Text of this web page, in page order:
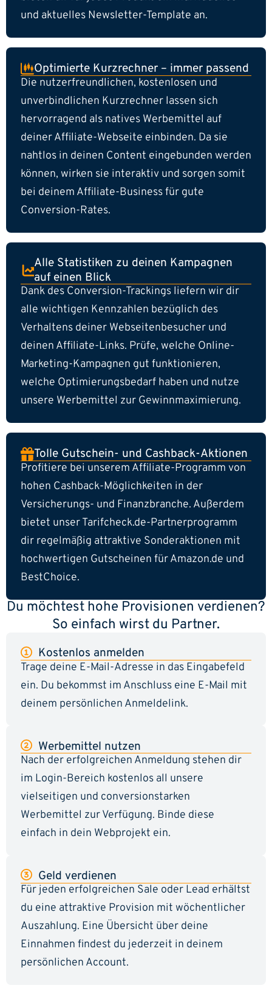
und aktuelles Newsletter-Template an.
Optimierte Kurzrechner – immer passend
Die nutzerfreundlichen, kostenlosen und
unverbindlichen Kurzrechner lassen sich
hervorragend als natives Werbemittel auf
deiner Affiliate-Webseite einbinden. Da sie
nahtlos in deinen Content eingebunden werden
können, wirken sie interaktiv und sorgen somit
bei deinem Affiliate-Business für gute
Conversion-Rates.
Alle Statistiken zu deinen Kampagnen
auf einen Blick
Dank des Conversion-Trackings liefern wir dir
alle wichtigen Kennzahlen bezüglich des
Verhaltens deiner Webseitenbesucher und
deinen Affiliate-Links. Prüfe, welche Online-
Marketing-Kampagnen gut funktionieren,
welche Optimierungsbedarf haben und nutze
unsere Werbemittel zur Gewinnmaximierung.
Tolle Gutschein- und Cashback-Aktionen
Profitiere bei unserem Affiliate-Programm von
hohen Cashback-Möglichkeiten in der
Versicherungs- und Finanzbranche. Außerdem
bietet unser Tarifcheck.de-Partnerprogramm
dir regelmäßig attraktive Sonderaktionen mit
hochwertigen Gutscheinen für Amazon.de und
BestChoice.
Du möchtest hohe Provisionen verdienen?
So einfach wirst du Partner.
Kostenlos anmelden
Trage deine E-Mail-Adresse in das Eingabefeld
ein. Du bekommst im Anschluss eine E-Mail mit
deinem persönlichen Anmeldelink.
Werbemittel nutzen
Nach der erfolgreichen Anmeldung stehen dir
im Login-Bereich kostenlos all unsere
vielseitigen und conversionstarken
Werbemittel zur Verfügung. Binde diese
einfach in dein Webprojekt ein.
Geld verdienen
Für jeden erfolgreichen Sale oder Lead erhältst
du eine attraktive Provision mit wöchentlicher
Auszahlung. Eine Übersicht über deine
Einnahmen findest du jederzeit in deinem
persönlichen Account.